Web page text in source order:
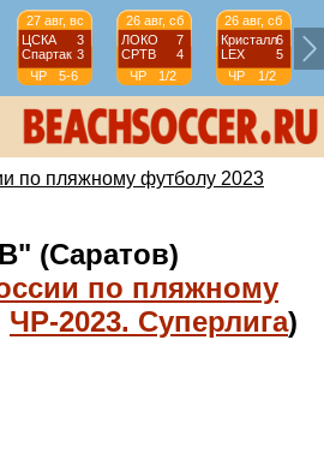
27 авг, вс
ЦСКА
3
Спартак 3
ЧР
5-6
26 авг, сб
ЛОКО
7
СРТВ
4
ЧР
1/2
26 авг, сб
Кристалл6
LEX
5
ЧР
1/2
по пляжному футболу 2023
(Саратов)
по пляжному
ЧР-2023. Суперлига)